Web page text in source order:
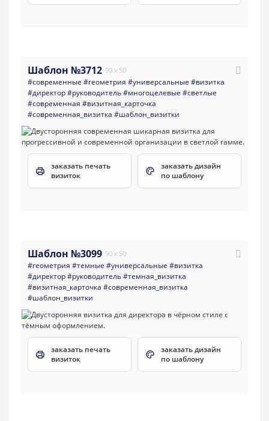
Шаблон №3712 90 x 50
#современные #геометрия #универсальные #визитка
#директор#руководитель#многоцелевые #светлые
#современная #визитная_карточка
#современная_визитка #шаблон_визитки
заказать печать
визиток
заказать дизайн
по шаблону
Шаблон №3099 90 x 50
#геометрия #темные #универсальные #визитка
#директор#руководитель#темная_визитка
#визитная_карточка #современная_визитка
#шаблон_визитки
заказать печать
визиток
заказать дизайн
по шаблону